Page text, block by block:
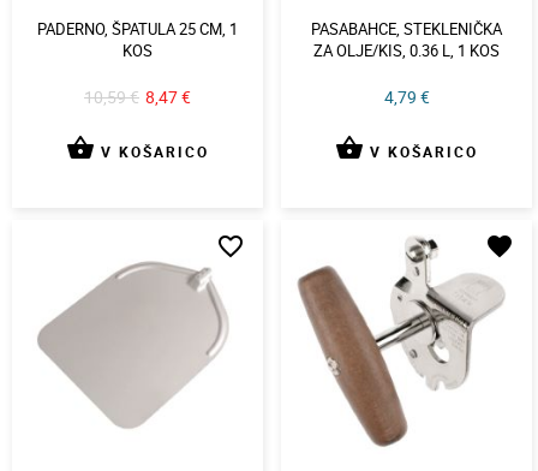
PADERNO, ŠPATULA 25 CM, 1
KOS
10,59 € 8,47 €
shopping_basket V KOŠARICO
PASABAHCE, STEKLENIČKA
ZA OLJE/KIS, 0.36 L, 1 KOS
4,79 €
shopping_basket V KOŠARICO
favorite_border favorite